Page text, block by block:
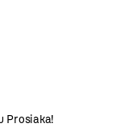
Prosiaka!